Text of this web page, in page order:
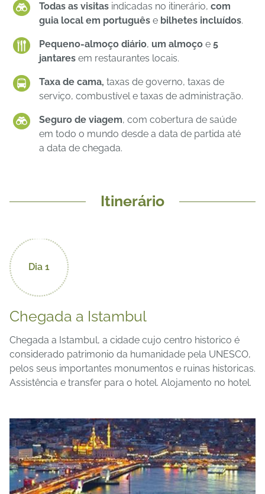
Todas as visitas indicadas no itinerário, com
guia local em português e bilhetes incluídos.
Pequeno-almoço diário, um almoço e 5
jantares em restaurantes locais.
Taxa de cama, taxas de governo, taxas de
serviço, combustível e taxas de administração.
Seguro de viagem, com cobertura de saúde
em todo o mundo desde a data de partida até
a data de chegada.
Itinerário
Chegada a Istambul
Chegada a Istambul, a cidade cujo centro historico é
considerado patrimonio da humanidade pela UNESCO,
pelos seus importantes monumentos e ruinas historicas.
Assistência e transfer para o hotel. Alojamento no hotel.
Dia 1